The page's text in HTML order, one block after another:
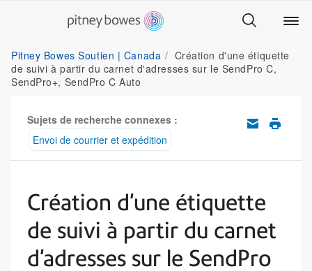
Pitney Bowes Soutien | Canada
Création d'une étiquette
de suivi à partir du carnet d'adresses sur le SendPro C,
SendPro+, SendPro C Auto
Sujets de recherche connexes :
Envoi de courrier et expédition
Création d'une étiquette
de suivi à partir du carnet
d'adresses sur le SendPro